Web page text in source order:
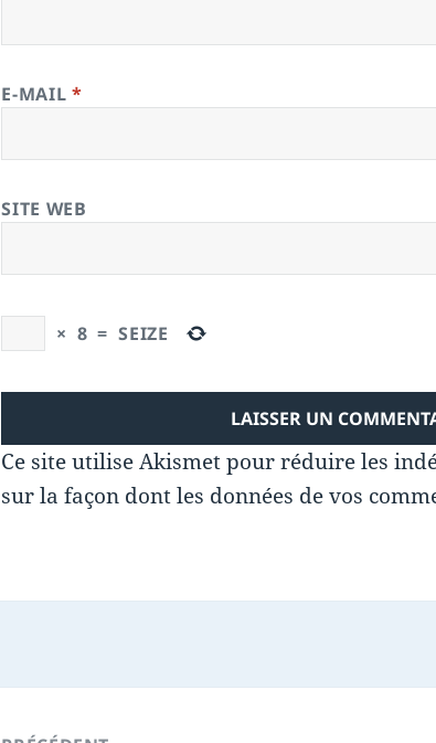
E-MAIL *
SITE WEB
× 8 = SEIZE
Ce site utilise Akismet pour réduire les
sur la façon dont les données de vos